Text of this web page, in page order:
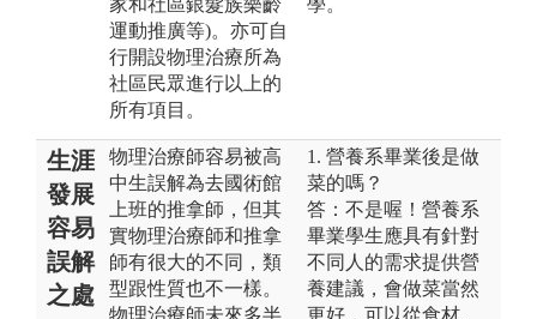
運動推廣等)。亦可自
行開設物理治療所為
社區民眾進行以上的
所有項目。
生涯
發展
容易
誤解
之處
物理治療師容易被高
中生誤解為去國術館
上班的推拿師，但其
實物理治療師和推拿
師有很大的不同，類
型跟性質也不一樣。
物理治療師未來多半
1. 營養系畢業後是做
菜的嗎？
答：不是喔！營養系
畢業學生應具有針對
不同人的需求提供營
養建議，會做菜當然
更好，可以從食材、